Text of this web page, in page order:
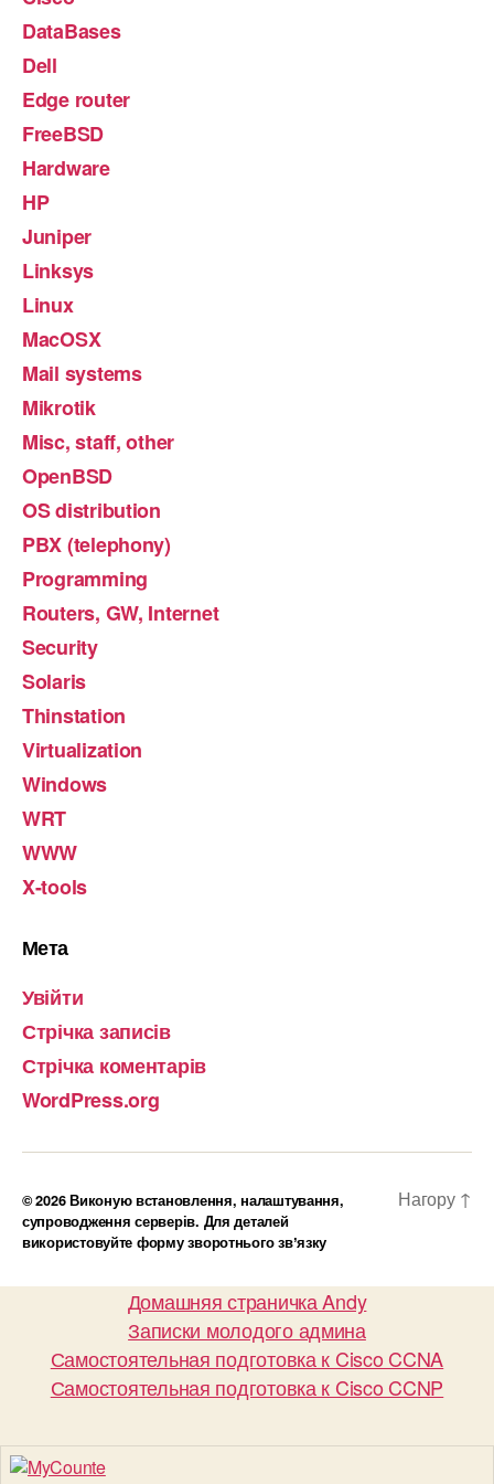
DataBases
Dell
Edge router
FreeBSD
Hardware
HP
Juniper
Linksys
Linux
MacOSX
Mail systems
Mikrotik
Misc, staff, other
OpenBSD
OS distribution
PBX (telephony)
Programming
Routers, GW, Internet
Security
Solaris
Thinstation
Virtualization
Windows
WRT
WWW
X-tools
Мета
Увійти
Стрічка записів
Стрічка коментарів
WordPress.org
© 2026Виконую встановлення, налаштування,
супроводження серверів. Для деталей
використовуйте форму зворотнього звʼязку
Нагору ↑
Домашняя страничка Andy
Записки молодого админа
Самостоятельная подготовка к Cisco CCNA
Самостоятельная подготовка к Cisco CCNP